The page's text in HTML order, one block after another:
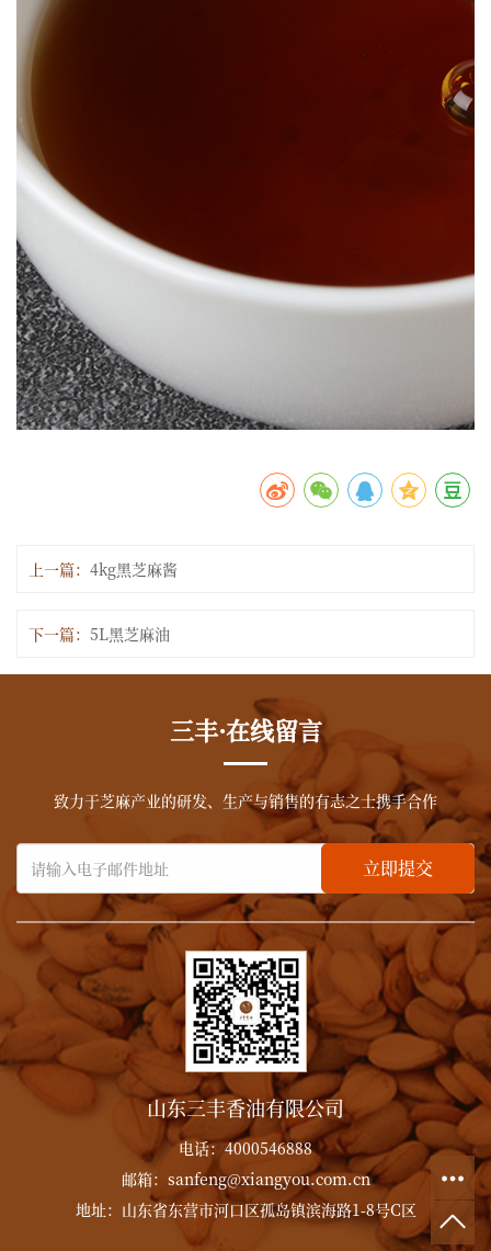
上一篇： 4kg黑芝麻酱
下一篇： 5L黑芝麻油
三丰·在线留言
致力于芝麻产业的研发、生产与销售的有志之士携手合作
立即提交
山东三丰香油有限公司
电话：4000546888
邮箱：sanfeng@xiangyou.com.cn
地址：山东省东营市河口区孤岛镇滨海路1-8号C区